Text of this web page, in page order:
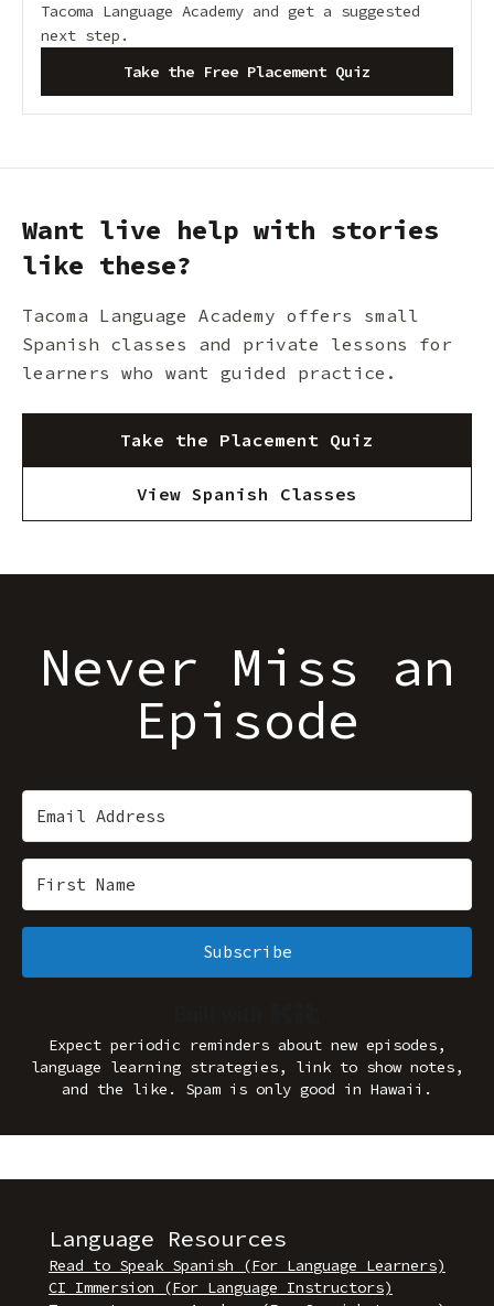
Tacoma Language Academy and get a suggested
next step.
Take the Free Placement Quiz
Want live help with stories
like these?
Tacoma Language Academy offers small
Spanish classes and private lessons for
learners who want guided practice.
Take the Placement Quiz
View Spanish Classes
Never Miss an
Episode
Subscribe
Expect periodic reminders about new episodes,
language learning strategies, link to show notes,
and the like. Spam is only good in Hawaii.
Language Resources
Read to Speak Spanish (For Language Learners)
CI Immersion (For Language Instructors)